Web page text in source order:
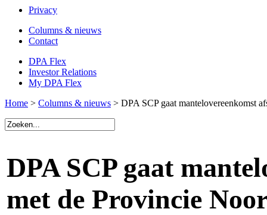
Privacy
Columns & nieuws
Contact
DPA Flex
Investor Relations
My DPA Flex
Home > Columns & nieuws > DPA SCP gaat mantelovereenkomst
DPA SCP gaat
met de Provincie